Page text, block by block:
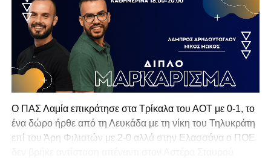
Ο ΠΑΣ Λαμία επικράτησε στα Τρίκαλα του ΑΟΤ με 0-1, το
ένα δώρο ήρθε από τη Λευκάδα με τη νίκη του Τηλυκράτη
επί του Άρη Φιλιατών με 2-0 αλλά στην Ελασσόνα ο ΠΟΕ